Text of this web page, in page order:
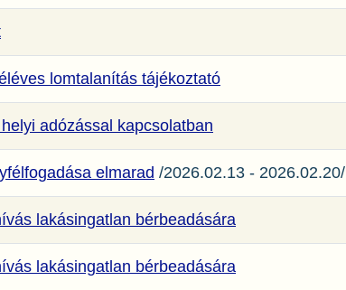
lomtalanítás tájékoztató
adózással kapcsolatban
elmarad /2026.02.13 - 2026.02.20/
lakásingatlan bérbeadására
lakásingatlan bérbeadására